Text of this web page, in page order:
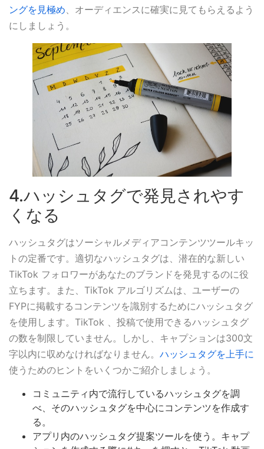
ングを見極め 、オーディエンスに確実に見てもらえるよう
にしましょう。
4.ハッシュタグで発見されやす
くなる
ハッシュタグはソーシャルメディアコンテンツツールキッ
トの定番です。適切なハッシュタグは、潜在的な新しい
TikTok フォロワーがあなたのブランドを発見するのに役
立ちます。また、TikTok アルゴリズムは、ユーザーの
FYPに掲載するコンテンツを識別するためにハッシュタグ
を使用します。TikTok 、投稿で使用できるハッシュタグ
の数を制限していません。しかし、キャプションは300文
字以内に収めなければなりません。 ハッシュタグを上手に
使うためのヒントをいくつかご紹介しましょう。
コミュニティ内で流行しているハッシュタグを調
べ、そのハッシュタグを中心にコンテンツを作成す
る。
アプリ内のハッシュタグ提案ツールを使う。キャプ